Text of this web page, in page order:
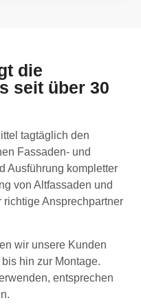
die
seit über 30
tagtäglich den
Fassaden- und
Ausführung kompletter
von Altfassaden und
Ansprechpartner
wir unsere Kunden
hin zur Montage.
entsprechen